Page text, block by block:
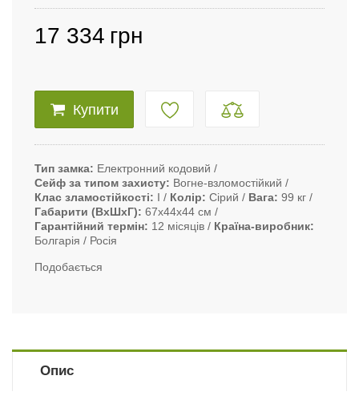
17 334 грн
Купити
Тип замка
Електронний кодовий
Сейф за типом захисту
Вогне-взломостійкий
Клас зламостійкості
I Колір Сірий Вага 99 кг
Габарити (ВxШxГ)
67х44х44 см
Гарантійний термін
12 місяців
Країна-виробник
Болгарія / Росія
Подобається
Опис